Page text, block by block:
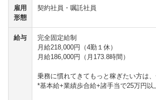
雇用
形態
契約社員・嘱託社員
給与
完全固定給制
月給218,000円（4勤１休）
月給186,000円（月173.8時間）
乗務に慣れてきてもっと稼ぎたい方は
*基本給+業績歩合給+諸手当で25万円以